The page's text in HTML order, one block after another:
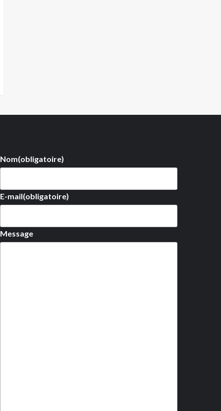
Nom(obligatoire)
E-mail(obligatoire)
Message